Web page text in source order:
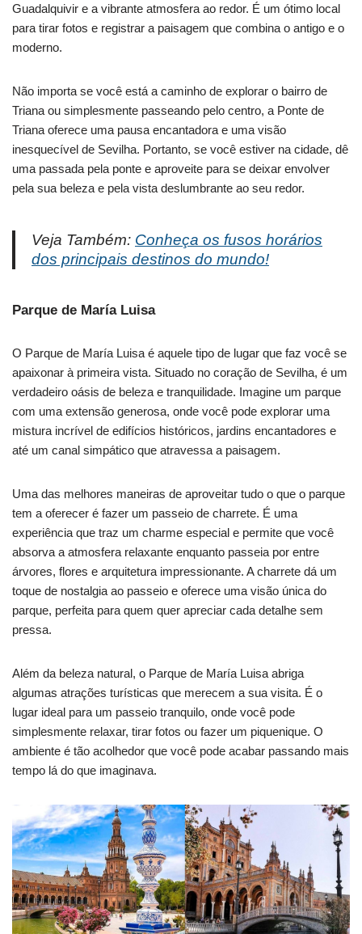
Guadalquivir e a vibrante atmosfera ao redor. É um ótimo local
para tirar fotos e registrar a paisagem que combina o antigo e o
moderno.
Não importa se você está a caminho de explorar o bairro de
Triana ou simplesmente passeando pelo centro, a Ponte de
Triana oferece uma pausa encantadora e uma visão
inesquecível de Sevilha. Portanto, se você estiver na cidade, dê
uma passada pela ponte e aproveite para se deixar envolver
pela sua beleza e pela vista deslumbrante ao seu redor.
Veja Também: Conheça os fusos horários
dos principais destinos do mundo!
Parque de María Luisa
O Parque de María Luisa é aquele tipo de lugar que faz você se
apaixonar à primeira vista. Situado no coração de Sevilha, é um
verdadeiro oásis de beleza e tranquilidade. Imagine um parque
com uma extensão generosa, onde você pode explorar uma
mistura incrível de edifícios históricos, jardins encantadores e
até um canal simpático que atravessa a paisagem.
Uma das melhores maneiras de aproveitar tudo o que o parque
tem a oferecer é fazer um passeio de charrete. É uma
experiência que traz um charme especial e permite que você
absorva a atmosfera relaxante enquanto passeia por entre
árvores, flores e arquitetura impressionante. A charrete dá um
toque de nostalgia ao passeio e oferece uma visão única do
parque, perfeita para quem quer apreciar cada detalhe sem
pressa.
Além da beleza natural, o Parque de María Luisa abriga
algumas atrações turísticas que merecem a sua visita. É o
lugar ideal para um passeio tranquilo, onde você pode
simplesmente relaxar, tirar fotos ou fazer um piquenique. O
ambiente é tão acolhedor que você pode acabar passando mais
tempo lá do que imaginava.